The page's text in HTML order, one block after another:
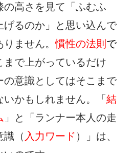
高さを見て「ふむふ
げるのか」と思い込んで
りません。慣性の法則 で
まで上がっているだけ
の意識としてはそこまで
かもしれません。「 結
」と「ランナー本人の走
識（ 入力ワード ）」は、